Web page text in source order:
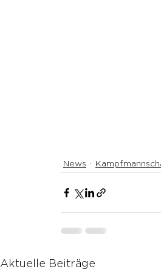
News
Aktuelle Beiträge